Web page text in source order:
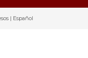
| Español